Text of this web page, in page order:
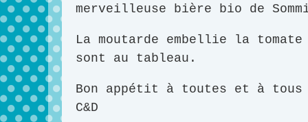
merveilleuse bière bio de
La moutarde embellie la
sont au tableau.
Bon appétit à toutes et à tous
C&D